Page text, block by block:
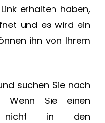
erhalten haben,
und es wird ein
ihn von Ihrem
suchen Sie nach
Wenn Sie einen
nicht in den